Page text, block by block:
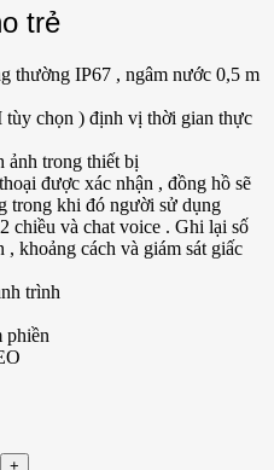
trẻ
thường IP67 , ngâm nước 0,5 m
chọn ) định vị thời gian thực
ảnh trong thiết bị
được xác nhận , đồng hồ sẽ
trong khi đó người sử dụng
chiều và chat voice . Ghi lại số
khoảng cách và giám sát giấc
trình
phiền